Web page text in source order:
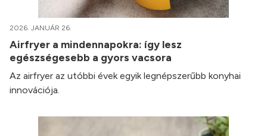
2026. JANUÁR 26.
Airfryer a mindennapokra: így lesz
egészségesebb a gyors vacsora
Az airfryer az utóbbi évek egyik legnépszerűbb konyhai
innovációja.